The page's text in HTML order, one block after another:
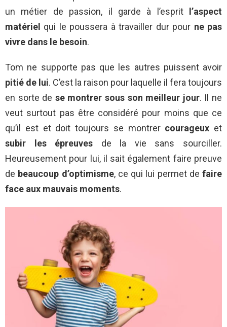
un métier de passion, il garde à l’esprit
l’aspect
matériel qui le poussera à travailler dur pour ne pas
vivre dans le besoin.
Tom ne supporte pas que les autres puissent avoir
pitié de lui. C’est la raison pour laquelle il fera toujours
en sorte de se montrer sous son meilleur jour. Il ne
veut surtout pas être considéré pour moins que ce
qu’il est et doit toujours se montrer courageux et
subir les épreuves de la vie sans sourciller.
Heureusement pour lui, il sait également faire preuve
de beaucoup d’optimisme, ce qui lui permet de faire
face aux mauvais moments.